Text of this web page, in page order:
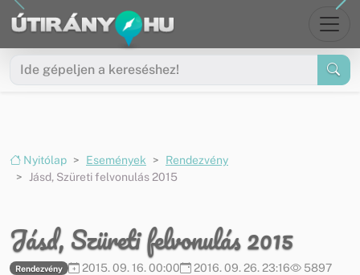
Ugrás a menüre
Ugrás a tartalomra
Nyitólap Események
Rendezvény
Jásd, Szüreti felvonulás 2015
Jásd, Szüreti felvonulás 2015
Rendezvény 2015. 09. 16. 00:00 2016. 09. 26. 23:16 5897